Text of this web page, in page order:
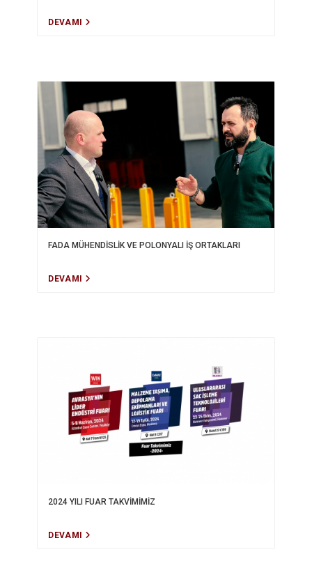
DEVAMI
FADA MÜHENDİSLİK VE POLONYALI İŞ ORTAKLARI
DEVAMI
2024 YILI FUAR TAKVİMİMİZ
DEVAMI